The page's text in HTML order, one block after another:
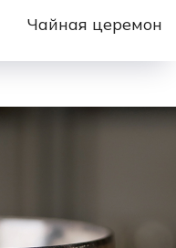
Чайная